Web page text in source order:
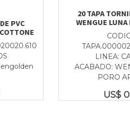
PVC
20 TAPA
WENGUE LUNA
LINEA:
ACABADO:
PORO
US$